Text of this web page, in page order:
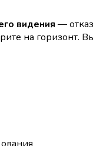
видения —
на